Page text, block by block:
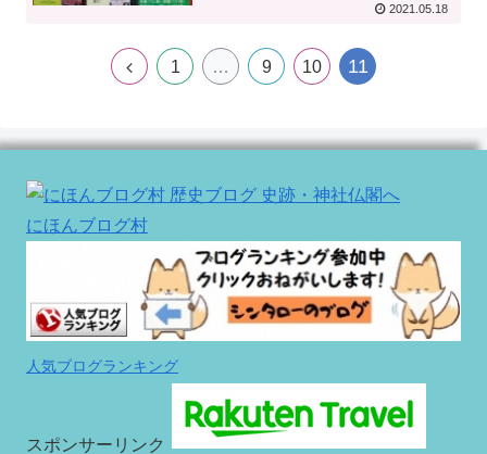
2021.05.18
1 … 9 10 11
にほんブログ村
人気ブログランキング
スポンサーリンク